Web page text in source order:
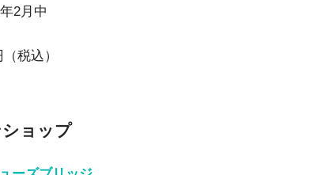
2月中
税込）
ョップ